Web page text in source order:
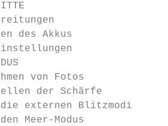
des Akkus
von Fotos
der Schärfe
externen Blitzmodi
Meer-Modus